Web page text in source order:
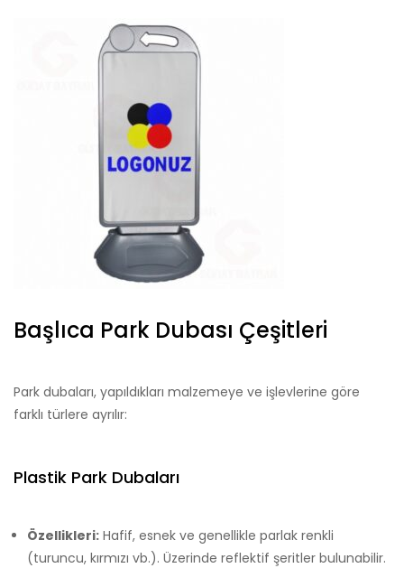
Başlıca Park Dubası Çeşitleri
Park dubaları, yapıldıkları malzemeye ve işlevlerine göre
farklı türlere ayrılır:
Plastik Park Dubaları
Özellikleri: Hafif, esnek ve genellikle parlak renkli
(turuncu, kırmızı vb.). Üzerinde reflektif şeritler bulunabilir.